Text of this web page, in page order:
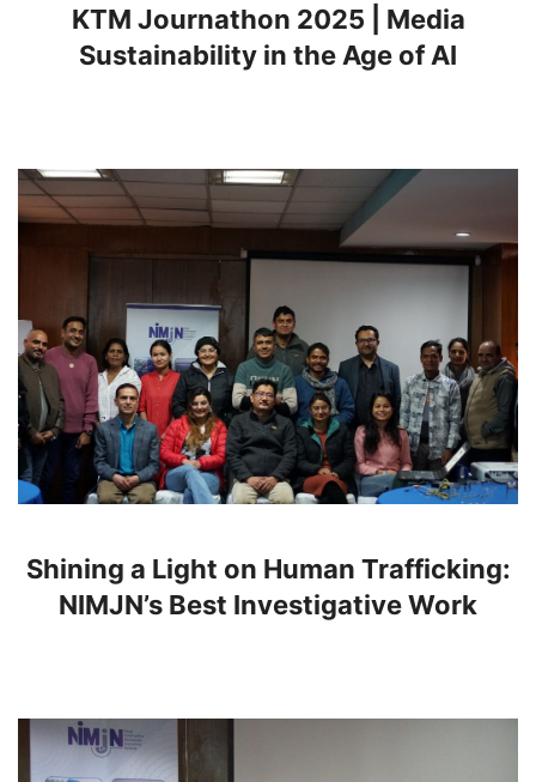
KTM Journathon 2025 | Media
Sustainability in the Age of AI
Shining a Light on Human Trafficking:
NIMJN’s Best Investigative Work